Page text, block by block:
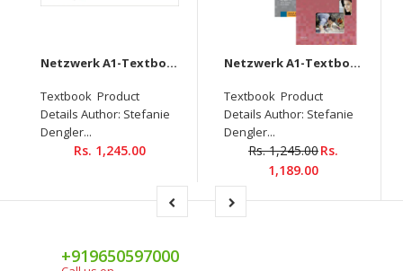
Netzwerk A1-Textbook+Workbook+Glossar+Intensivtrainer + Downloadable audio CD
Textbook Product
Details Author: Stefanie
Dengler...
Rs. 1,245.00
Netzwerk A1-Textbook+Workbook+Glossar+Testheft+Audios Downloadable (Set of 4 books)
Textbook Product
Details Author: Stefanie
Dengler...
Rs. 1,245.00Rs.
1,189.00
+919650597000